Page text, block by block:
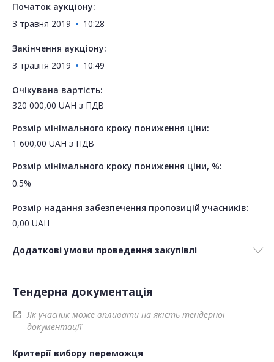
Початок аукціону:
3 травня 2019
10:28
Закінчення аукціону:
3 травня 2019
10:49
Очікувана вартість:
320 000,00 UAH з ПДВ
Розмір мінімального кроку пониження ціни:
1 600,00 UAH з ПДВ
Розмір мінімального кроку пониження ціни, %:
0.5%
Розмір надання забезпечення пропозицій учасників:
0,00 UAH
Додаткові умови проведення закупівлі
Тендерна документація
open_in_new
Як учасник може впливати на якість тендерної
документації
Критерії вибору переможця